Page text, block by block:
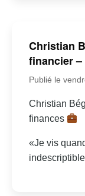
Christian
financier
Publié le
Christian
finances
«Je vis